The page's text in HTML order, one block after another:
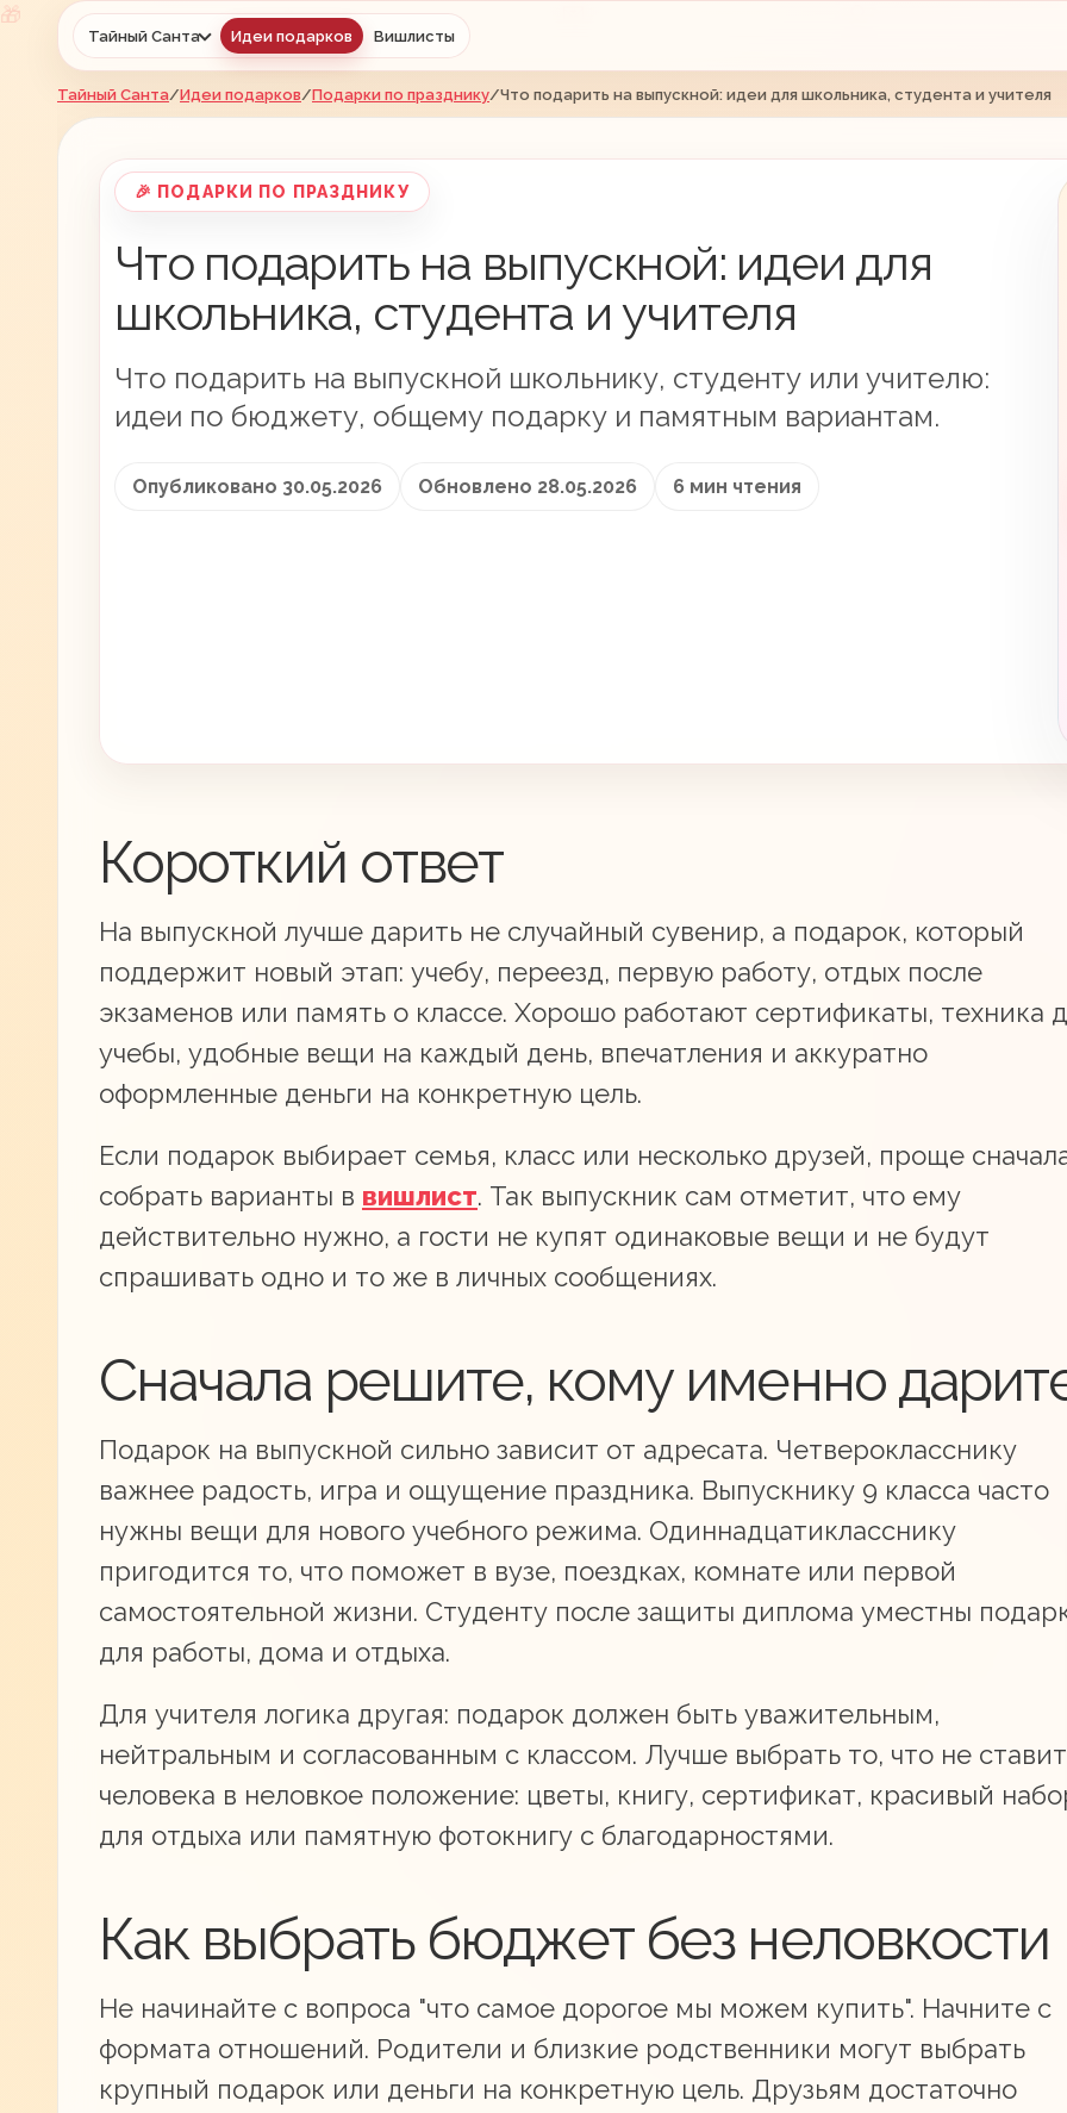
Тайный Санта Идеи подарков Вишлисты
Тайный Санта/Идеи подарков/Подарки по празднику/Что подарить на выпускной: идеи для школьника, студента и учителя
🎉 ПОДАРКИ ПО ПРАЗДНИКУ
Что подарить на выпускной: идеи для
школьника, студента и учителя
Что подарить на выпускной школьнику, студенту или учителю:
идеи по бюджету, общему подарку и памятным вариантам.
Опубликовано 30.05.2026 Обновлено 28.05.2026 6 мин чтения
Короткий ответ
На выпускной лучше дарить не случайный сувенир, а подарок, который
поддержит новый этап: учебу, переезд, первую работу, отдых после
экзаменов или память о классе. Хорошо работают сертификаты, техника
учебы, удобные вещи на каждый день, впечатления и аккуратно
оформленные деньги на конкретную цель.
Если подарок выбирает семья, класс или несколько друзей, проще
собрать варианты в вишлист. Так выпускник сам отметит, что ему
действительно нужно, а гости не купят одинаковые вещи и не будут
спрашивать одно и то же в личных сообщениях.
Сначала решите, кому именно
Подарок на выпускной сильно зависит от адресата. Четверокласснику
важнее радость, игра и ощущение праздника. Выпускнику 9 класса часто
нужны вещи для нового учебного режима. Одиннадцатикласснику
пригодится то, что поможет в вузе, поездках, комнате или первой
самостоятельной жизни. Студенту после защиты диплома уместны
для работы, дома и отдыха.
Для учителя логика другая: подарок должен быть уважительным,
нейтральным и согласованным с классом. Лучше выбрать то, что не ставит
человека в неловкое положение: цветы, книгу, сертификат, красивый
для отдыха или памятную фотокнигу с благодарностями.
Как выбрать бюджет без неловкости
Не начинайте с вопроса "что самое дорогое мы можем купить". Начните с
формата отношений. Родители и близкие родственники могут выбрать
крупный подарок или деньги на конкретную цель. Друзьям достаточно